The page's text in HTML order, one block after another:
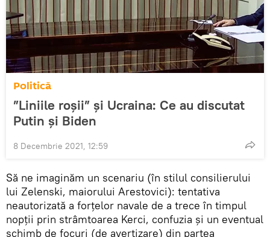
Politică
”Liniile roșii” și Ucraina: Ce au discutat
Putin și Biden
8 Decembrie 2021, 12:59
Să ne imaginăm un scenariu (în stilul consilierului
lui Zelenski, maiorului Arestovici): tentativa
neautorizată a forțelor navale de a trece în timpul
nopții prin strâmtoarea Kerci, confuzia și un eventual
schimb de focuri (de avertizare) din partea